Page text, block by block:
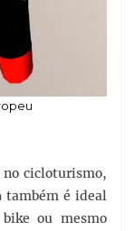
no cicloturismo,
também é ideal
ou mesmo